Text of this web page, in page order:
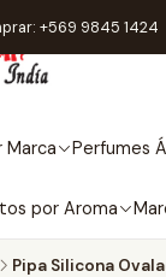
Marca Perfumes
por Aroma
+569 9845 1424
Pipa Silicona